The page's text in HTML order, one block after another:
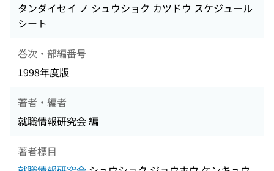
タンダイセイ ノ シュウショク カツドウ スケジュール
シート
巻次・部編番号
1998年度版
著者・編者
就職情報研究会 編
著者標目